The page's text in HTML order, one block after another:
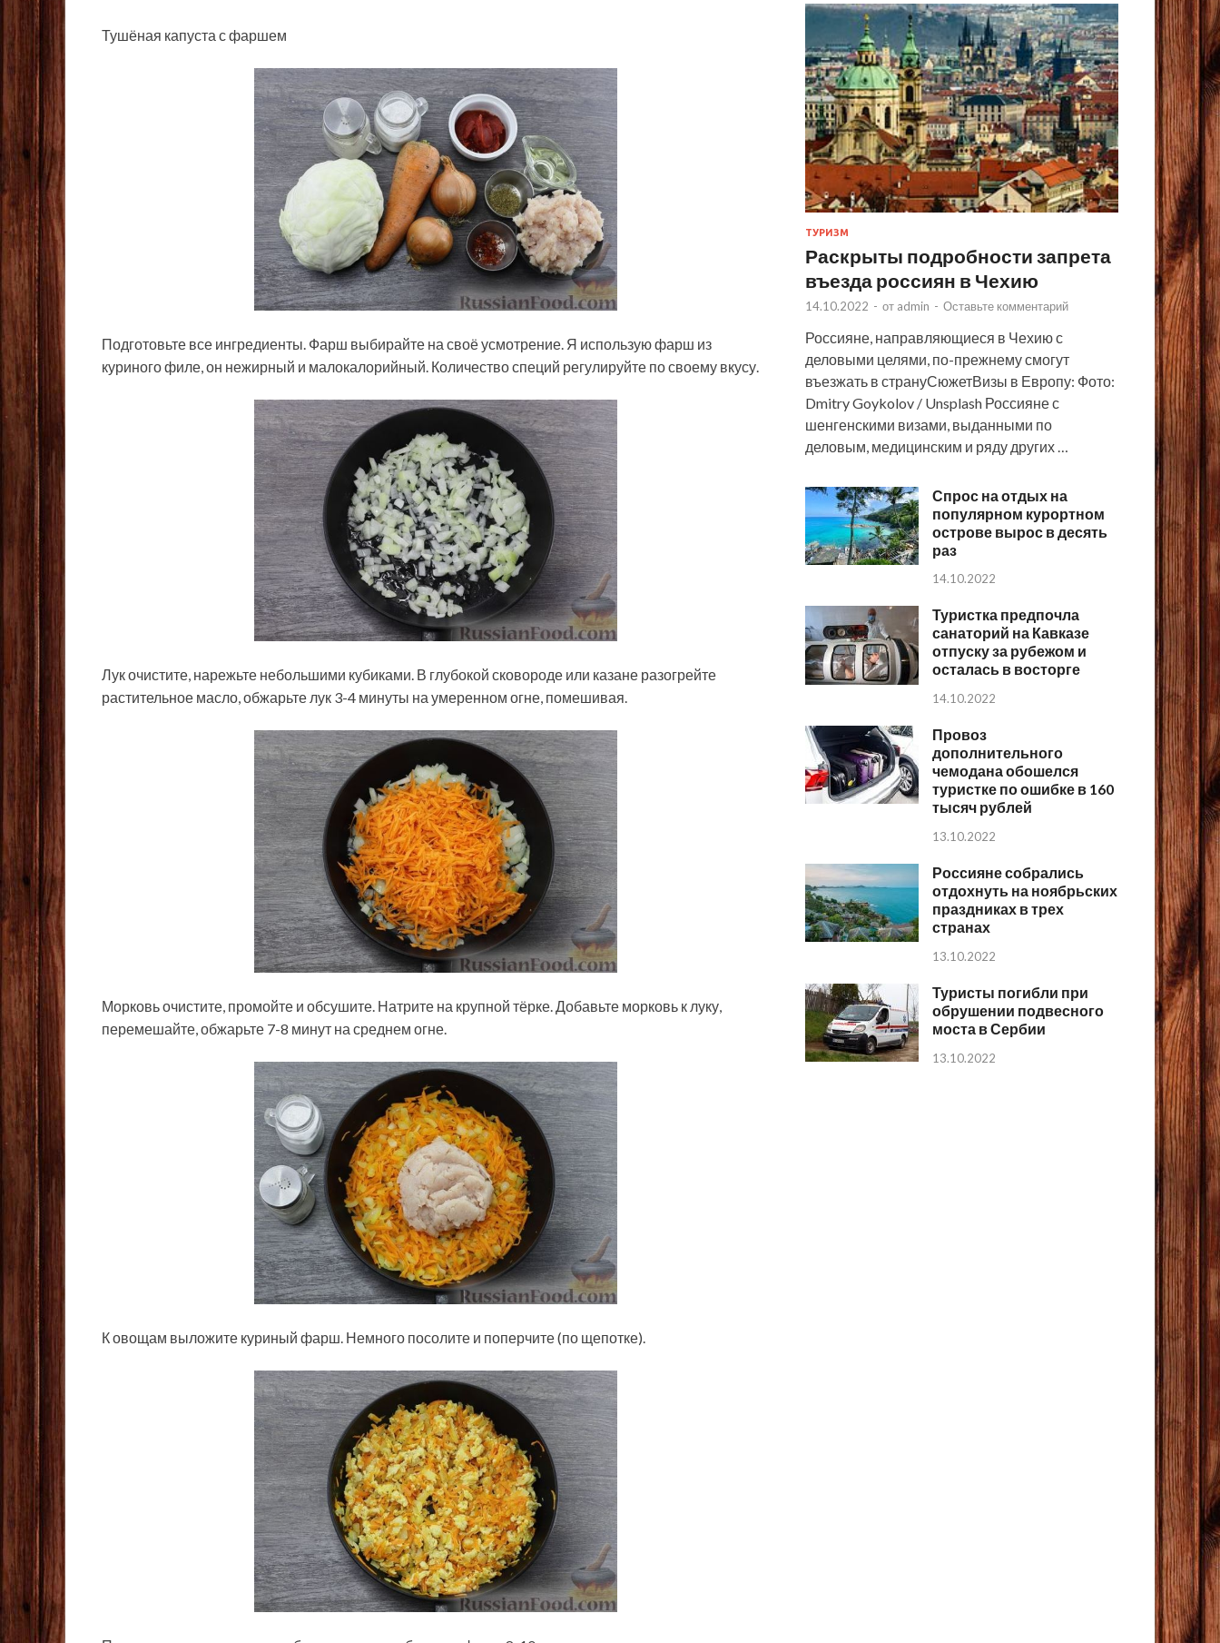
Тушёная капуста с фаршем
Подготовьте все ингредиенты. Фарш выбирайте на своё усмотрение. Я использую фарш из
куриного филе, он нежирный и малокалорийный. Количество специй регулируйте по своему вкусу.
Лук очистите, нарежьте небольшими кубиками. В глубокой сковороде или казане разогрейте
растительное масло, обжарьте лук 3-4 минуты на умеренном огне, помешивая.
Морковь очистите, промойте и обсушите. Натрите на крупной тёрке. Добавьте морковь к луку,
перемешайте, обжарьте 7-8 минут на среднем огне.
К овощам выложите куриный фарш. Немного посолите и поперчите (по щепотке).
ТУРИЗМ
Раскрыты подробности запрета
въезда россиян в Чехию
14.10.2022 - от admin - Оставьте комментарий
Россияне, направляющиеся в Чехию с
деловыми целями, по-прежнему смогут
въезжать в странуСюжетВизы в Европу: Фото:
Dmitry Goykolov / Unsplash Россияне с
шенгенскими визами, выданными по
деловым, медицинским и ряду других …
Спрос на отдых на
популярном курортном
острове вырос в десять
раз
14.10.2022
Туристка предпочла
санаторий на Кавказе
отпуску за рубежом и
осталась в восторге
14.10.2022
Провоз
дополнительного
чемодана обошелся
туристке по ошибке в 160
тысяч рублей
13.10.2022
Россияне собрались
отдохнуть на ноябрьских
праздниках в трех
странах
13.10.2022
Туристы погибли при
обрушении подвесного
моста в Сербии
13.10.2022